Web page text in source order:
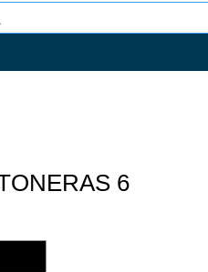
6